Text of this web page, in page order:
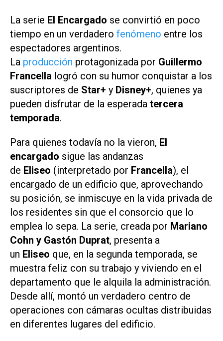
La serie El Encargado se convirtió en poco
tiempo en un verdadero fenómeno entre los
espectadores argentinos.
La producción protagonizada por Guillermo
Francella logró con su humor conquistar a los
suscriptores de Star+ y Disney+, quienes ya
pueden disfrutar de la esperada tercera
temporada.
Para quienes todavía no la vieron, El
encargado sigue las andanzas
de Eliseo (interpretado por Francella), el
encargado de un edificio que, aprovechando
su posición, se inmiscuye en la vida privada de
los residentes sin que el consorcio que lo
emplea lo sepa. La serie, creada por Mariano
Cohn y Gastón Duprat, presenta a
un Eliseo que, en la segunda temporada, se
muestra feliz con su trabajo y viviendo en el
departamento que le alquila la administración.
Desde allí, montó un verdadero centro de
operaciones con cámaras ocultas distribuidas
en diferentes lugares del edificio.